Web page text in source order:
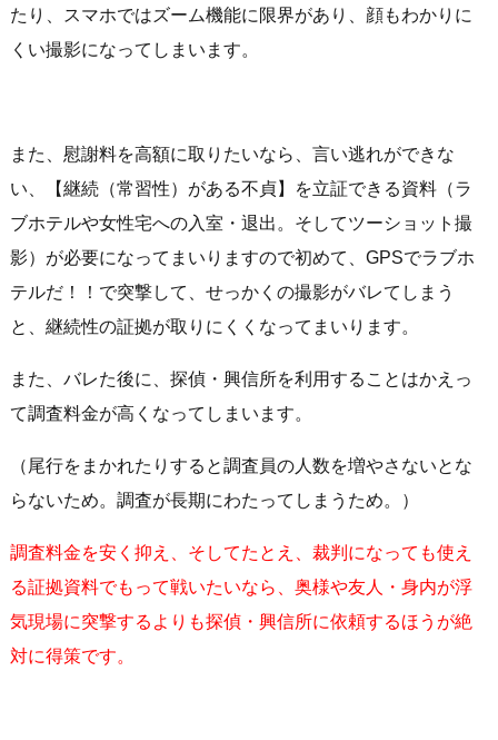
たり、スマホではズーム機能に限界があり、顔もわかりに
くい撮影になってしまいます。
また、慰謝料を高額に取りたいなら、言い逃れができな
い、【継続（常習性）がある不貞】を立証できる資料（ラ
ブホテルや女性宅への入室・退出。そしてツーショット撮
影）が必要になってまいりますので初めて、GPSでラブホ
テルだ！！で突撃して、せっかくの撮影がバレてしまう
と、継続性の証拠が取りにくくなってまいります。
また、バレた後に、探偵・興信所を利用することはかえっ
て調査料金が高くなってしまいます。
（尾行をまかれたりすると調査員の人数を増やさないとな
らないため。調査が長期にわたってしまうため。）
調査料金を安く抑え、そしてたとえ、裁判になっても使え
る証拠資料でもって戦いたいなら、奥様や友人・身内が浮
気現場に突撃するよりも探偵・興信所に依頼するほうが絶
対に得策です。